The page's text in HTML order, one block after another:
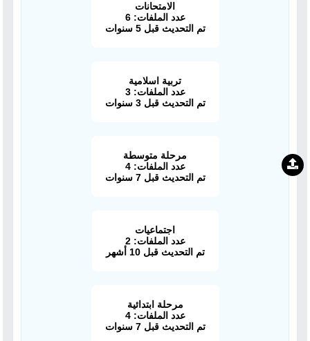
الامتحانات
عدد الملفات: 6
تم التحديث قبل 5 سنوات
تربية اسلامية
عدد الملفات: 3
تم التحديث قبل 3 سنوات
مرحلة متوسطة
عدد الملفات: 4
تم التحديث قبل 7 سنوات
اجتماعيات
عدد الملفات: 2
تم التحديث قبل 10 أشهر
مرحلة ابتدائية
عدد الملفات: 4
تم التحديث قبل 7 سنوات